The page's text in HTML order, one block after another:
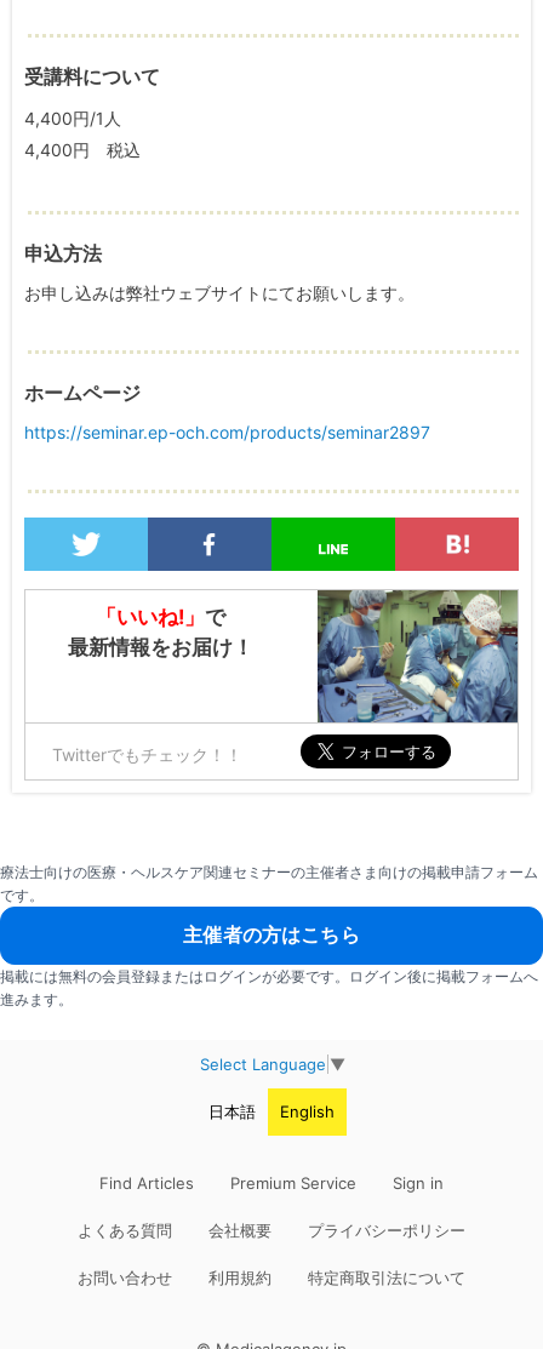
受講料について
4,400円/1人
4,400円 税込
申込方法
お申し込みは弊社ウェブサイトにてお願いします。
ホームページ
https://seminar.ep-och.com/products/seminar2897
「いいね!」で
最新情報をお届け！
Twitterでもチェック！！
療法士向けの医療・ヘルスケア関連セミナーの主催者さま向けの掲載申請フォーム
です。
主催者の方はこちら
掲載には無料の会員登録またはログインが必要です。ログイン後に掲載フォームへ
進みます。
Select Language ▼
日本語 English
Find Articles Premium Service Sign in
よくある質問 会社概要 プライバシーポリシー
お問い合わせ 利用規約 特定商取引法について